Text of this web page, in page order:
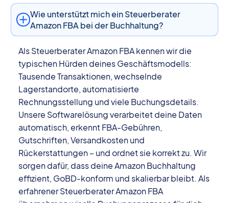
Wie unterstützt mich ein Steuerberater
Amazon FBA bei der Buchhaltung?
Als Steuerberater Amazon FBA kennen wir die
typischen Hürden deines Geschäftsmodells:
Tausende Transaktionen, wechselnde
Lagerstandorte, automatisierte
Rechnungsstellung und viele Buchungsdetails.
Unsere Softwarelösung verarbeitet deine Daten
automatisch, erkennt FBA-Gebühren,
Gutschriften, Versandkosten und
Rückerstattungen – und ordnet sie korrekt zu. Wir
sorgen dafür, dass deine Amazon Buchhaltung
effizient, GoBD-konform und skalierbar bleibt. Als
erfahrener Steuerberater Amazon FBA